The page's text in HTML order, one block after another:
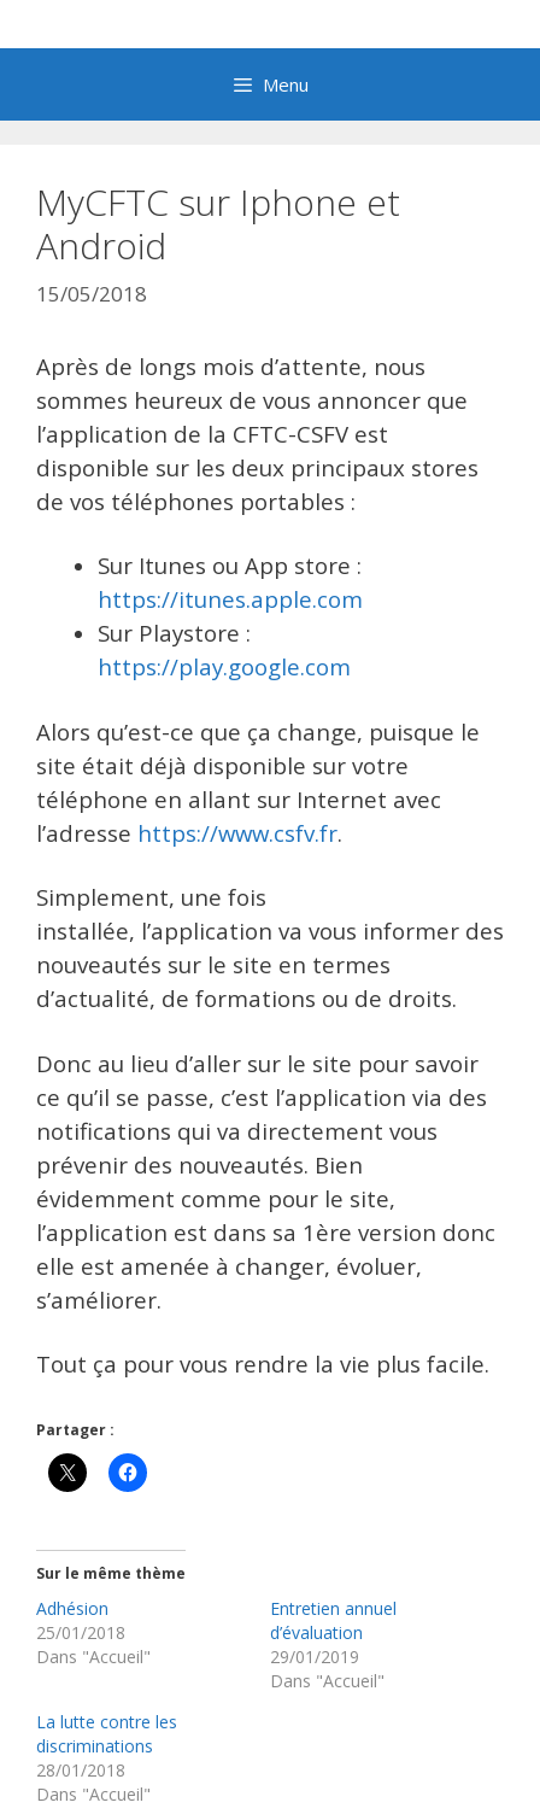
au
Menu
MyCFTC sur Iphone et
Android
15/05/2018
Après de longs mois d’attente, nous
sommes heureux de vous annoncer que
l’application de la CFTC-CSFV est
disponible sur les deux principaux stores
de vos téléphones portables :
Sur Itunes ou App store :
https://itunes.apple.com
Sur Playstore :
https://play.google.com
Alors qu’est-ce que ça change, puisque le
site était déjà disponible sur votre
téléphone en allant sur Internet avec
l’adresse https://www.csfv.fr.
Simplement, une fois
installée, l’application va vous informer des
nouveautés sur le site en termes
d’actualité, de formations ou de droits.
Donc au lieu d’aller sur le site pour savoir
ce qu’il se passe, c’est l’application via des
notifications qui va directement vous
prévenir des nouveautés. Bien
évidemment comme pour le site,
l’application est dans sa 1ère version donc
elle est amenée à changer, évoluer,
s’améliorer.
Tout ça pour vous rendre la vie plus facile.
Partager :
Sur le même thème
Adhésion
25/01/2018
Dans "Accueil"
Entretien annuel
d’évaluation
29/01/2019
Dans "Accueil"
La lutte contre les
discriminations
28/01/2018
Dans "Accueil"